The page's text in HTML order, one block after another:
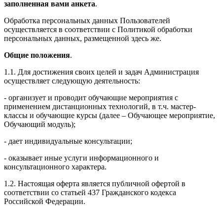
заполненная вами анкета.
Обработка персональных данных Пользователей
осуществляется в соответствии с Политикой обработки
персональных данных, размещенной здесь же.
Общие положения.
1.1. Для достижения своих целей и задач Администрация
осуществляет следующую деятельность:
- организует и проводит обучающие мероприятия с
применением дистанционных технологий, в т.ч. мастер-
классы и обучающие курсы (далее – Обучающее мероприятие,
Обучающий модуль);
- дает индивидуальные консультации;
- оказывает иные услуги информационного и
консультационного характера.
1.2. Настоящая оферта является публичной офертой в
соответствии со статьей 437 Гражданского кодекса
Российской Федерации.